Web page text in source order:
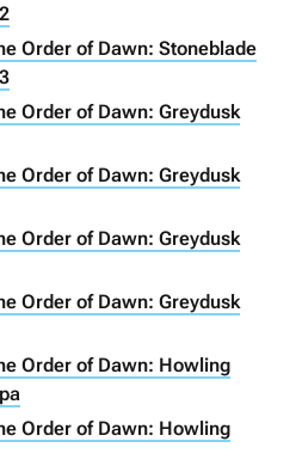
Order of Dawn: Stoneblade
Order of Dawn: Greydusk
Order of Dawn: Greydusk
Order of Dawn: Greydusk
Order of Dawn: Greydusk
Order of Dawn: Howling
Order of Dawn: Howling